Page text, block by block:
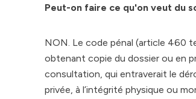
Peut-on faire ce qu'on veut du
NON. Le code pénal (article 460
obtenant copie du dossier ou en
consultation, qui entraverait le
privée, à l’intégrité physique ou